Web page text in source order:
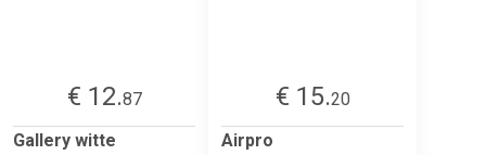
€ 12.87
Gallery witte
€ 15.20
Airpro